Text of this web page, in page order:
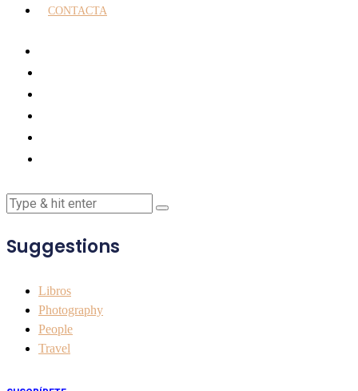
CONTACTA
Suggestions
Libros
Photography
People
Travel